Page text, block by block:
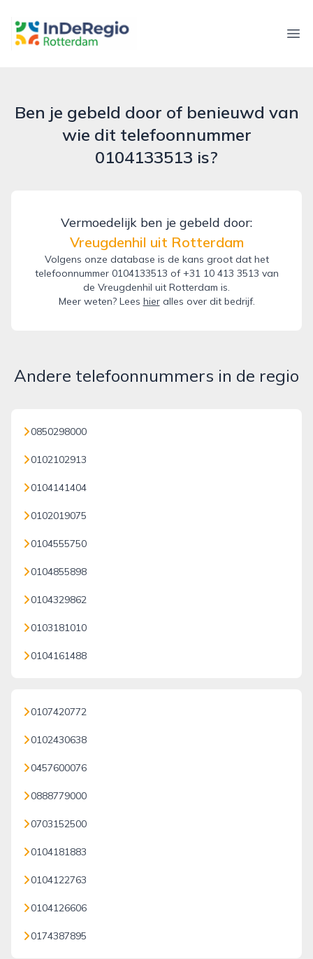
inderegiorotterdam.nl
Ben je gebeld door of benieuwd van
wie dit telefoonnummer
0104133513 is?
Vermoedelijk ben je gebeld door:
Vreugdenhil uit Rotterdam
Volgens onze database is de kans groot dat het
telefoonnummer 0104133513 of +31 10 413 3513 van
de Vreugdenhil uit Rotterdam is.
Meer weten? Lees hieralles over dit bedrijf.
Andere telefoonnummers in de regio
0850298000
0102102913
0104141404
0102019075
0104555750
0104855898
0104329862
0103181010
0104161488
0107420772
0102430638
0457600076
0888779000
0703152500
0104181883
0104122763
0104126606
0174387895